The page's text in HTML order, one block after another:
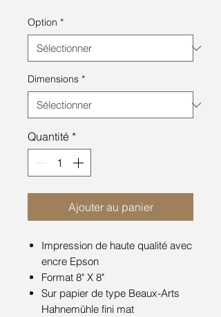
Option *
Dimensions *
Quantité *
Ajouter au panier
Impression de haute qualité avec
encre Epson
Format 8" X 8"
Sur papier de type Beaux-Arts
Hahnemühle fini mat